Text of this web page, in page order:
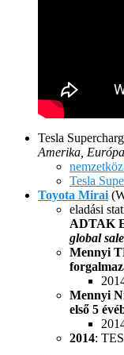
Tesla
Amerika,
Tesla
Toyota Mirai
eladási
ADTAK
global
Mennyi
Mennyi
első 5
2014: